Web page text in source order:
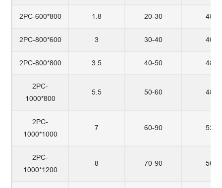
2PC-600*800 1.8 20-30 48
2PC-800*600 3 30-40 40
2PC-800*800 3.5 40-50 48
2PC-
1000*800
5.5 50-60 48
2PC-
1000*1000
7 60-90 52
2PC-
1000*1200
8 70-90 56